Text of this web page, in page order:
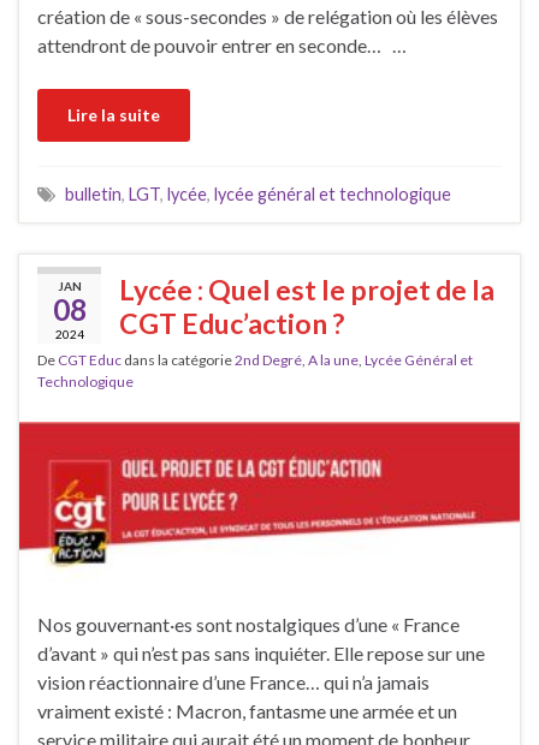
création de « sous-secondes » de relégation où les élèves
attendront de pouvoir entrer en seconde… …
Lire la suite
bulletin, LGT, lycée, lycée général et technologique
JAN
08
2024
Lycée : Quel est le projet de la
CGT Educ’action ?
De CGT Educ dans la catégorie2nd Degré A la une Lycée Général et
Technologique
Nos gouvernant·es sont nostalgiques d’une « France
d’avant » qui n’est pas sans inquiéter. Elle repose sur une
vision réactionnaire d’une France… qui n’a jamais
vraiment existé : Macron, fantasme une armée et un
service militaire qui aurait été un moment de bonheur